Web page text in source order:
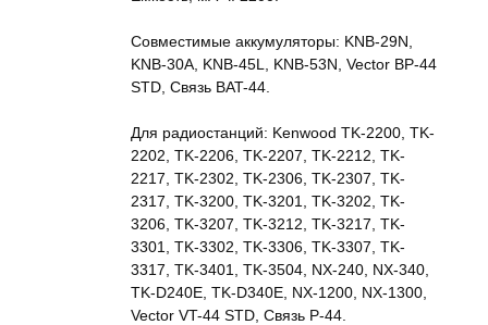
Совместимые аккумуляторы: KNB-29N,
KNB-30A, KNB-45L, KNB-53N, Vector BP-44
STD, Связь BAT-44.
Для радиостанций: Kenwood TK-2200, TK-
2202, TK-2206, TK-2207, TK-2212, TK-
2217, TK-2302, TK-2306, TK-2307, TK-
2317, TK-3200, TK-3201, TK-3202, TK-
3206, TK-3207, TK-3212, TK-3217, TK-
3301, TK-3302, TK-3306, TK-3307, TK-
3317, TK-3401, TK-3504, NX-240, NX-340,
TK-D240E, TK-D340E, NX-1200, NX-1300,
Vector VT-44 STD, Связь Р-44.